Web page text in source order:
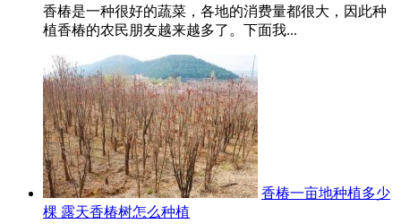
香椿是一种很好的蔬菜，各地的消费量都很大，因此种
植香椿的农民朋友越来越多了。下面我...
香椿一亩地种植多少
棵 露天香椿树怎么种植